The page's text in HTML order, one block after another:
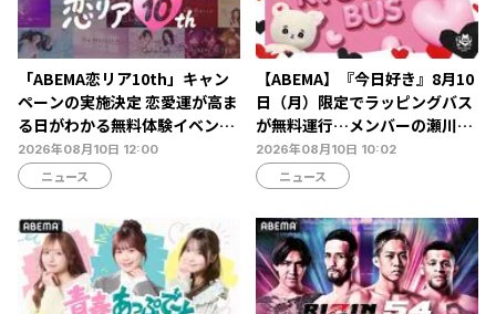
「ABEMA恋リア10th」キャン
ペーンの実施決定 恋愛運が高ま
る日がわかる無料体験イベント
や人気シリーズの無料放送も
2026年08月10日 12:00
ニュース
【ABEMA】『今日好き』8月10
日（月）限定でラッピングバス
が無料運行…メンバーの瀬川陽
菜乃＆米澤りあが乗車
2026年08月10日 10:02
ニュース